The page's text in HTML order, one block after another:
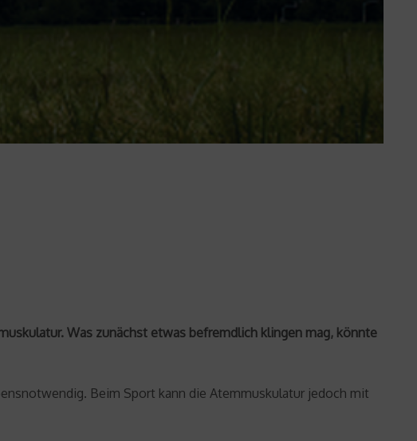
Was zunächst etwas befremdlich klingen mag, könnte
Beim Sport kann die Atemmuskulatur jedoch mit